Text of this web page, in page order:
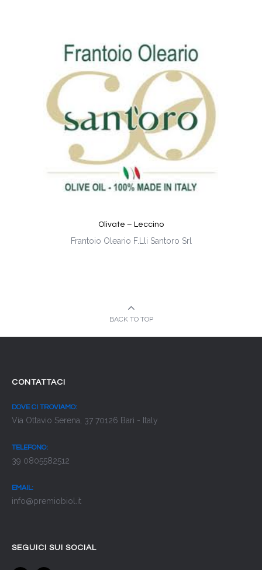
Olivate – Leccino
Frantoio Oleario F.Lli Santoro Srl
BACK TO TOP
CONTATTACI
DOVE CI TROVIAMO:
Via Ottavio Serena, 37 70126 Bari - Italy
TELEFONO:
39 0805582512
EMAIL:
info@premiobiol.it
SEGUICI SUI SOCIAL